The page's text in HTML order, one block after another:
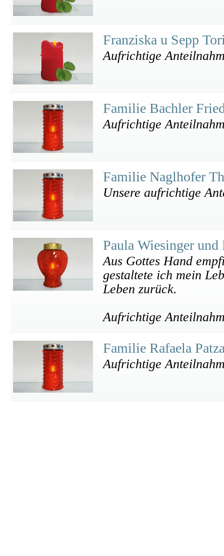
Franziska u Sepp
Aufrichtige
Familie Bachler
Aufrichtige
Familie Naglhofer
Unsere aufrichtige
Paula Wiesinger
Aus Gottes Hand
gestaltete ich mein
Leben zurück.
Aufrichtige
Familie Rafaela
Aufrichtige